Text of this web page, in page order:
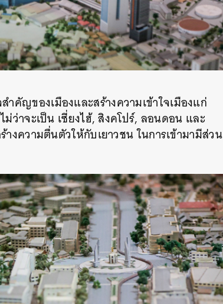
คัญของเมืองและสร้างความเข้าใจเมืองแก่
าจะเป็น เซี่ยงไฮ้, สิงคโปร์, ลอนดอน และ
งความตื่นตัวให้กับเยาวชน ในการเข้ามามีส่วน